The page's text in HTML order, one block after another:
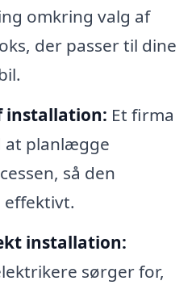
omkring valg af
der passer til dine
installation: Et firma
at planlægge
så den
installation:
sørger for,